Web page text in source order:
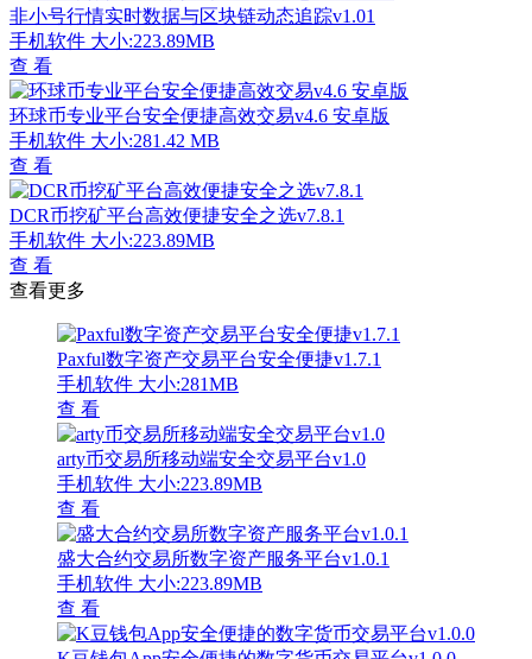
非小号行情实时数据与区块链动态追踪v1.01
手机软件 大小:223.89MB
查 看
环球币专业平台安全便捷高效交易v4.6 安卓版
手机软件 大小:281.42 MB
查 看
DCR币挖矿平台高效便捷安全之选v7.8.1
手机软件 大小:223.89MB
查 看
查看更多
Paxful数字资产交易平台安全便捷v1.7.1
手机软件 大小:281MB
查 看
arty币交易所移动端安全交易平台v1.0
手机软件 大小:223.89MB
查 看
盛大合约交易所数字资产服务平台v1.0.1
手机软件 大小:223.89MB
查 看